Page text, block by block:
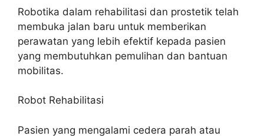
Robotika dalam rehabilitasi dan prostetik telah
membuka jalan baru untuk memberikan
perawatan yang lebih efektif kepada pasien
yang membutuhkan pemulihan dan bantuan
mobilitas.
Robot Rehabilitasi
Pasien yang mengalami cedera parah atau